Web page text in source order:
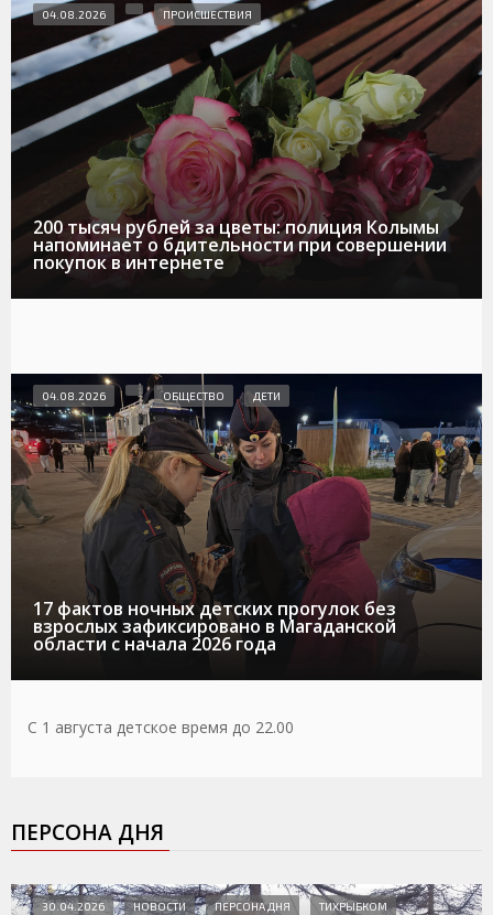
200 тысяч рублей за цветы: полиция Колымы
напоминает о бдительности при совершении
покупок в интернете
04.08.2026 ПРОИСШЕСТВИЯ
17 фактов ночных детских прогулок без
взрослых зафиксировано в Магаданской
области с начала 2026 года
04.08.2026 ОБЩЕСТВО ДЕТИ
С 1 августа детское время до 22.00
ПЕРСОНА ДНЯ
30.04.2026 НОВОСТИ ПЕРСОНА ДНЯ ТИХРЫБКОМ